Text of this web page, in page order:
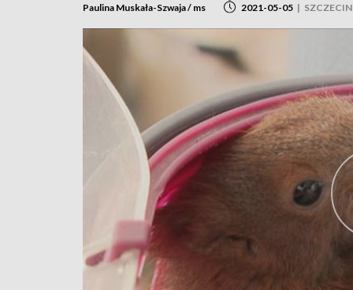
Paulina Muskała-Szwaja / ms 2021-05-05 | SZCZECIN